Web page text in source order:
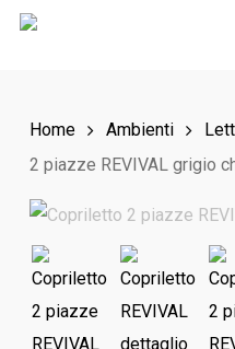
Skip
Home Ambienti
2 piazze REVIVAL grigio